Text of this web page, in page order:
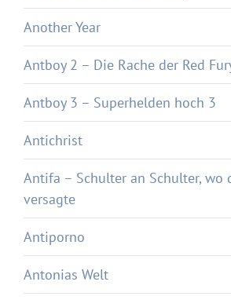
Another Year
Antboy 2 – Die Rache der Red
Antboy 3 – Superhelden hoch 3
Antichrist
Antifa – Schulter an Schulter, wo
versagte
Antiporno
Antonias Welt